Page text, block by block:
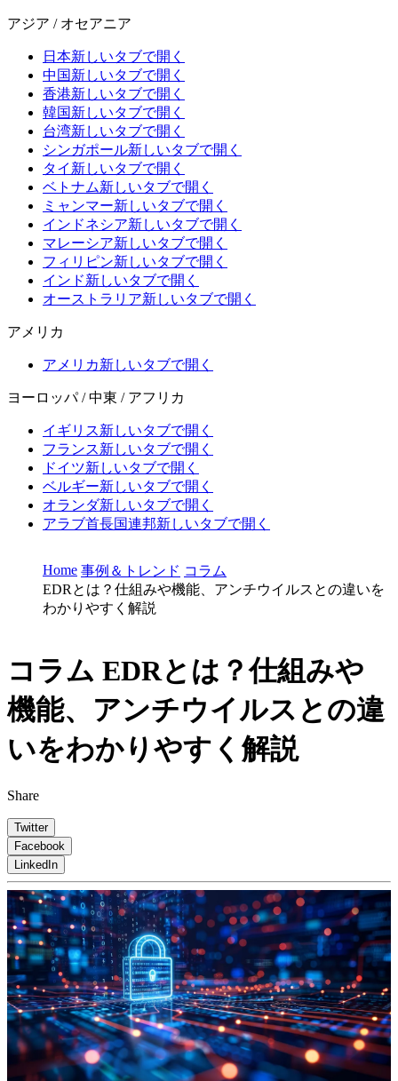
アジア / オセアニア
日本新しいタブで開く
中国新しいタブで開く
香港新しいタブで開く
韓国新しいタブで開く
台湾新しいタブで開く
シンガポール新しいタブで開く
タイ 新しいタブで開く
ベトナム新しいタブで開く
ミャンマー新しいタブで開く
インドネシア新しいタブで開く
マレーシア新しいタブで開く
フィリピン新しいタブで開く
インド新しいタブで開く
オーストラリア新しいタブで開く
アメリカ
アメリカ新しいタブで開く
ヨーロッパ / 中東 / アフリカ
イギリス新しいタブで開く
フランス新しいタブで開く
ドイツ新しいタブで開く
ベルギー新しいタブで開く
オランダ新しいタブで開く
アラブ首長国連邦新しいタブで開く
Home 事例＆トレンド コラム
EDRとは？仕組みや機能、アンチウイルスとの違いを
わかりやすく解説
コラム EDRとは？仕組みや
機能、アンチウイルスとの違
いをわかりやすく解説
Share
Twitter
Facebook
LinkedIn